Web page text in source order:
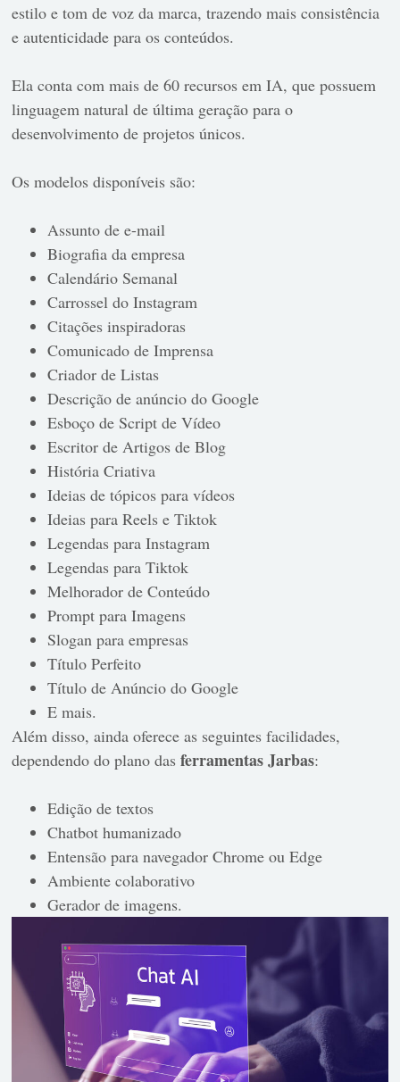
estilo e tom de voz da marca, trazendo mais consistência
e autenticidade para os conteúdos.
Ela conta com mais de 60 recursos em IA, que possuem
linguagem natural de última geração para o
desenvolvimento de projetos únicos.
Os modelos disponíveis são:
Assunto de e-mail
Biografia da empresa
Calendário Semanal
Carrossel do Instagram
Citações inspiradoras
Comunicado de Imprensa
Criador de Listas
Descrição de anúncio do Google
Esboço de Script de Vídeo
Escritor de Artigos de Blog
História Criativa
Ideias de tópicos para vídeos
Ideias para Reels e Tiktok
Legendas para Instagram
Legendas para Tiktok
Melhorador de Conteúdo
Prompt para Imagens
Slogan para empresas
Título Perfeito
Título de Anúncio do Google
E mais.
Além disso, ainda oferece as seguintes facilidades,
dependendo do plano dasferramentas Jarbas:
Edição de textos
Chatbot humanizado
Entensão para navegador Chrome ou Edge
Ambiente colaborativo
Gerador de imagens.